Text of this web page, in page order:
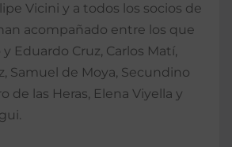
Vicini y a todos los socios de
acompañado entre los que
Eduardo Cruz, Carlos Matí,
Samuel de Moya, Secundino
de las Heras, Elena Viyella y